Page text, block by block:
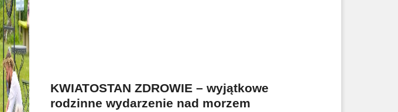
KWIATOSTAN ZDROWIE – wyjątkowe
rodzinne wydarzenie nad morzem